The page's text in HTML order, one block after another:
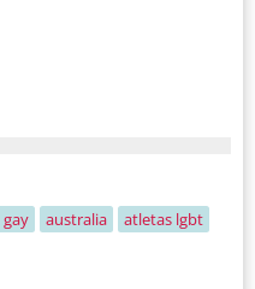
australia atletas lgbt